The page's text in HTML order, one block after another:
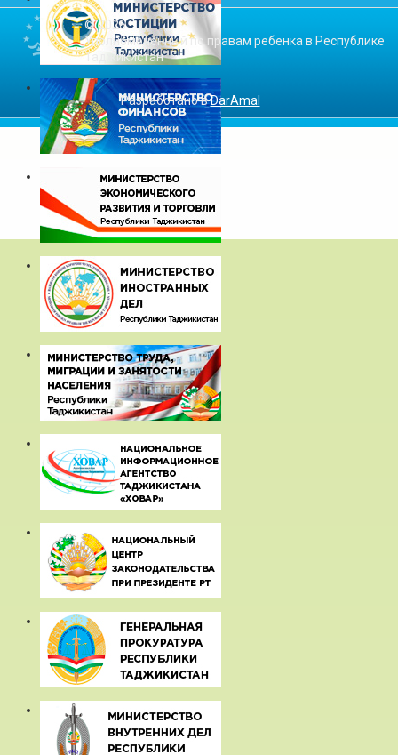
© 2026
Уполномоченный по правам ребенка в Республике
Таджикистан
Разработано вDarAmal